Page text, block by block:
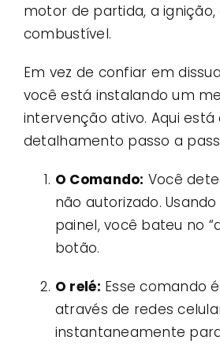
motor de partida, a
combustível.
Em vez de confiar em
você está instalando um
intervenção ativo. Aqui está
detalhamento passo a
O Comando: Você
não autorizado.
painel, você bateu no
botão.
O relé: Esse comando
através de redes
instantaneamente